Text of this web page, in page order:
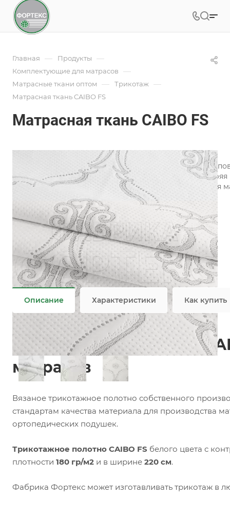
Главная — Продукты —
Комплектующие для матрасов —
Матрасные ткани оптом — Трикотаж —
Матрасная ткань CAIBO FS
Матрасная ткань CAIBO FS
Трикотаж для матрасов является одним из лучших
производства превосходно сядет по изделию,
ассортимент трикотажного полотна для изготовления
Подробности
Характеристики
— 100% PES
Плотность
180 гр/м2
Ширина рулона—
220 см
Все характеристики
Описание Характеристики Как купить
Трикотажное полотно
матрасов
Вязаное трикотажное полотно собственного
стандартам качества материала для производства
ортопедических подушек.
Трикотажное полотно CAIBO FS белого цвета с
плотности 180 гр/м2 и в ширине 220 см.
Фабрика Фортекс может изготавливать трикотаж в